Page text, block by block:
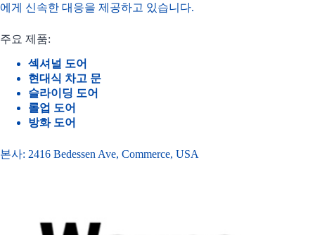
에게 신속한 대응을 제공하고 있습니다.
주요 제품:
섹셔널 도어
현대식 차고 문
슬라이딩 도어
롤업 도어
방화 도어
본사: 2416 Bedessen Ave, Commerce, USA